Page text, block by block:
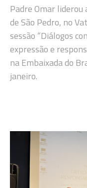
Padre Omar
de São Pedro, no
sessão “Diálogos
expressão e
na Embaixada do
janeiro.